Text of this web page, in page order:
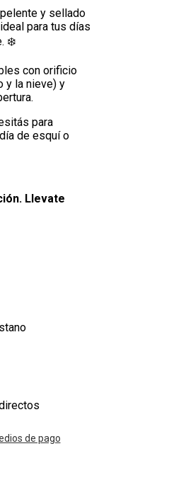
y sellado
para tus días
❄️
con orificio
y la nieve) y
para
de esquí o
Llevate
de pago